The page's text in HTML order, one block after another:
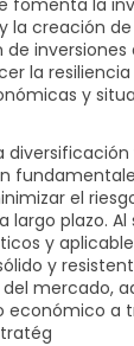
la creación
inversiones
la
y
el
largo plazo. Al
y
y
mercado,
económico a